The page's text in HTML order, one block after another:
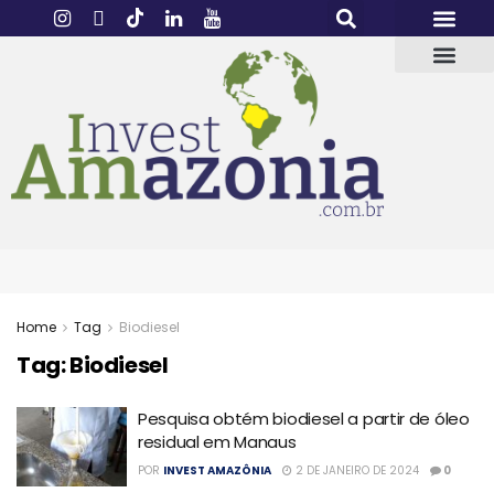
Home Tag Biodiesel
Tag:Biodiesel
Pesquisa obtém biodiesel a partir de óleo
residual em Manaus
POR INVEST AMAZÔNIA 2 DE JANEIRO DE 2024 0